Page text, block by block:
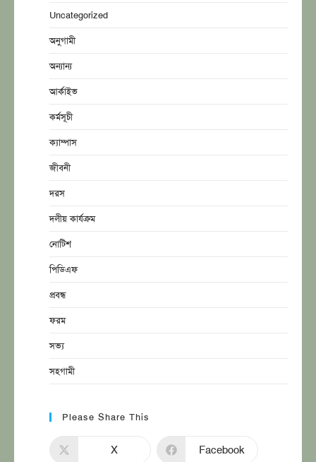
Uncategorized
অনুগামী
অন্যান্য
আর্কাইভ
কর্মসূচী
ক্যাম্পাস
জীবনী
দরস
দলীয় কার্যক্রম
নোটিশ
পিডিএফ
প্রবন্ধ
ফরম
সভ্য
সহগামী
Please Share This
X Facebook